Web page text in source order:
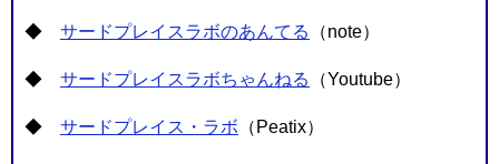
◆ サードプレイスラボのあんてる （note）
◆ サードプレイスラボちゃんねる （Youtube）
◆ サードプレイス・ラボ （Peatix）